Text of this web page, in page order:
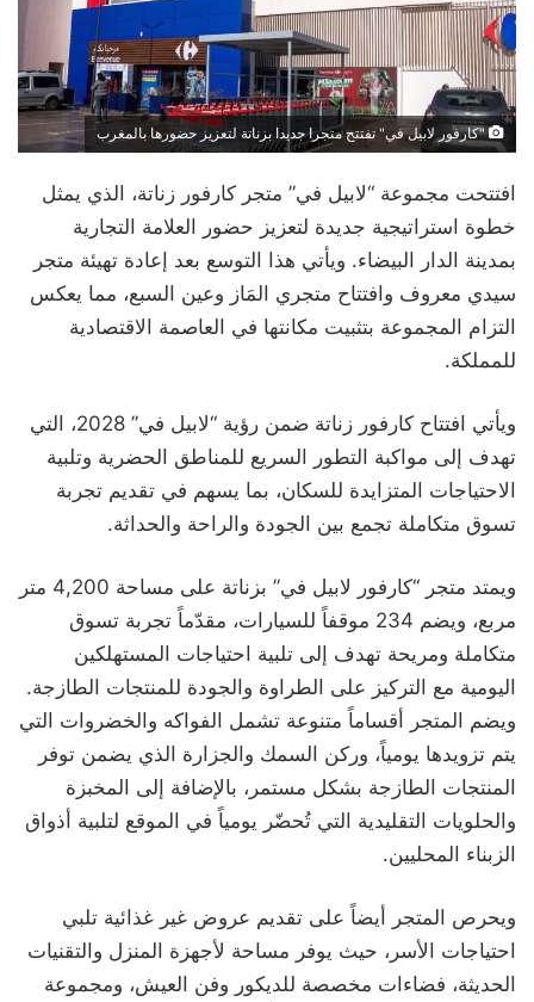
"كارفور لابيل في" تفتتح متجرا جديدا بزناتة لتعزيز حضورها بالمغرب
افتتحت مجموعة “لابيل في” متجر كارفور زناتة، الذي يمثل
خطوة استراتيجية جديدة لتعزيز حضور العلامة التجارية
بمدينة الدار البيضاء. ويأتي هذا التوسع بعد إعادة تهيئة متجر
سيدي معروف وافتتاح متجري المَاز وعين السبع، مما يعكس
التزام المجموعة بتثبيت مكانتها في العاصمة الاقتصادية
للمملكة.
ويأتي افتتاح كارفور زناتة ضمن رؤية “لابيل في” 2028، التي
تهدف إلى مواكبة التطور السريع للمناطق الحضرية وتلبية
الاحتياجات المتزايدة للسكان، بما يسهم في تقديم تجربة
تسوق متكاملة تجمع بين الجودة والراحة والحداثة.
ويمتد متجر “كارفور لابيل في” بزناتة على مساحة 4,200 متر
مربع، ويضم 234 موقفاً للسيارات، مقدّماً تجربة تسوق
متكاملة ومريحة تهدف إلى تلبية احتياجات المستهلكين
اليومية مع التركيز على الطراوة والجودة للمنتجات الطازجة.
ويضم المتجر أقساماً متنوعة تشمل الفواكه والخضروات التي
يتم تزويدها يومياً، وركن السمك والجزارة الذي يضمن توفر
المنتجات الطازجة بشكل مستمر، بالإضافة إلى المخبزة
والحلويات التقليدية التي تُحضّر يومياً في الموقع لتلبية أذواق
الزبناء المحليين.
ويحرص المتجر أيضاً على تقديم عروض غير غذائية تلبي
احتياجات الأسر، حيث يوفر مساحة لأجهزة المنزل والتقنيات
الحديثة، فضاءات مخصصة للديكور وفن العيش، ومجموعة